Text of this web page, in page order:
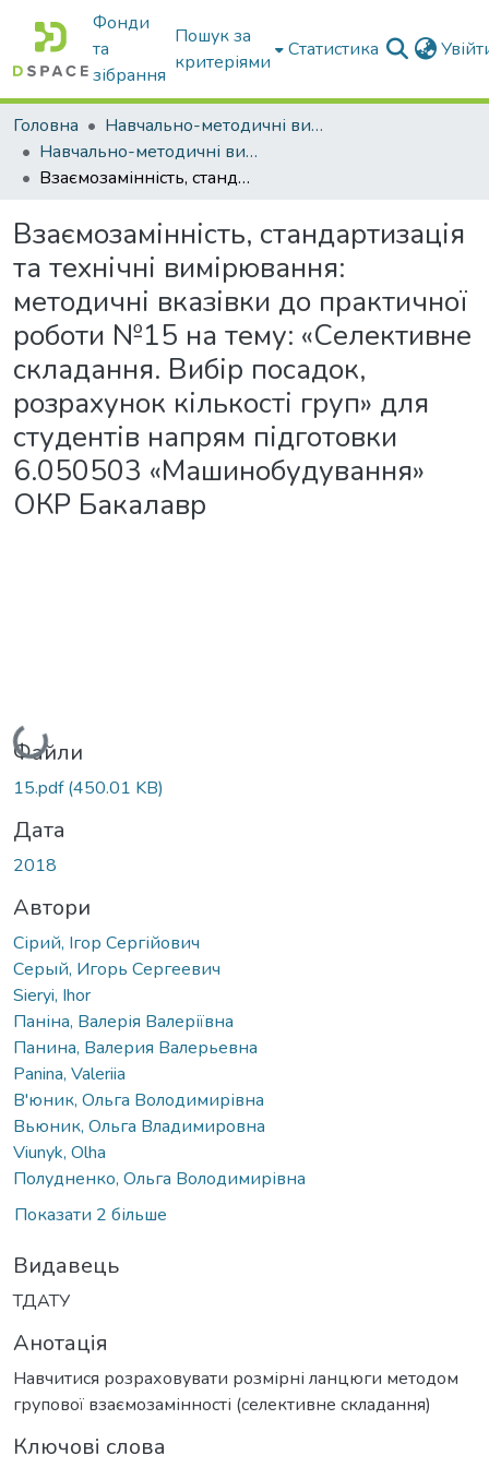
Фонди
та
зібрання
Пошук за
критеріями
Статистика
Головна
Навчально-методичні видання
Навчально-методичні видання
Взаємозамінність, стандартизація та технічні вимірювання: методичні вказівки до практичної роботи №15 на тему: «Селективне складання. Вибір посадок, розрахунок кількості груп» для студентів напрям підготовки 6.050503 «Машинобудування» ОКР Бакалавр
Взаємозамінність, стандартизація
та технічні вимірювання:
методичні вказівки до практичної
роботи №15 на тему: «Селективне
складання. Вибір посадок,
розрахунок кількості груп» для
студентів напрям підготовки
6.050503 «Машинобудування»
ОКР Бакалавр
Вантажиться...
Файли
15.pdf(450.01 KB)
Дата
2018
Автори
Сірий, Ігор Сергійович
Серый, Игорь Сергеевич
Sieryi, Ihor
Паніна, Валерія Валеріївна
Панина, Валерия Валерьевна
Panina, Valeriia
В'юник, Ольга Володимирівна
Вьюник, Ольга Владимировна
Viunyk, Olha
Полудненко, Ольга Володимирівна
Показати 2 більше
Видавець
ТДАТУ
Анотація
Навчитися розраховувати розмірні ланцюги методом
групової взаємозамінності (селективне складання)
Ключові слова